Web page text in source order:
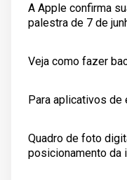
A Apple confirma
palestra de 7 de
Veja como fazer
Para aplicativos de
Quadro de foto
posicionamento da